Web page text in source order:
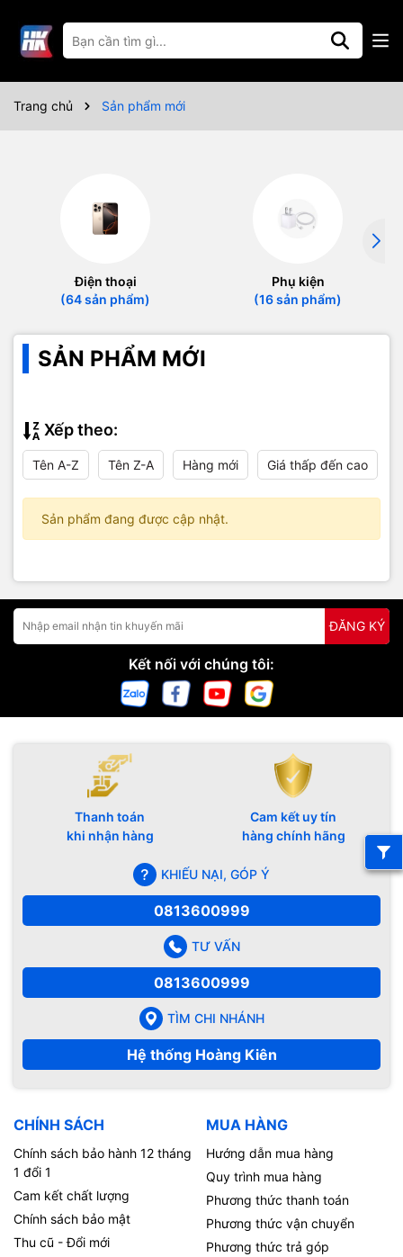
Trang chủ Sản phẩm mới
Điện thoại
(64 sản phẩm)
Phụ kiện
(16 sản phẩm)
SẢN PHẨM MỚI
Xếp theo:
Tên A-Z Tên Z-A Hàng mới Giá thấp đến cao
Sản phẩm đang được cập nhật.
ĐĂNG KÝ
Kết nối với chúng tôi:
Thanh toán
khi nhận hàng
Cam kết uy tín
hàng chính hãng
KHIẾU NẠI, GÓP Ý
0813600999
TƯ VẤN
0813600999
TÌM CHI NHÁNH
Hệ thống Hoàng Kiên
CHÍNH SÁCH
Chính sách bảo hành 12 tháng
1 đổi 1
Cam kết chất lượng
Chính sách bảo mật
Thu cũ - Đổi mới
MUA HÀNG
Hướng dẫn mua hàng
Quy trình mua hàng
Phương thức thanh toán
Phương thức vận chuyển
Phương thức trả góp